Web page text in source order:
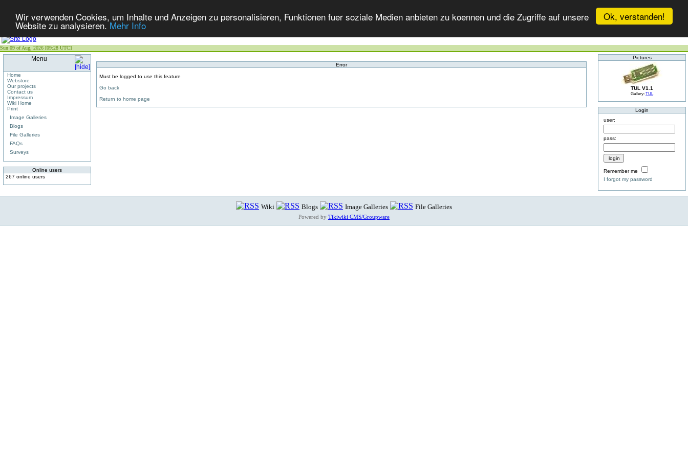
Ok, verstanden!
Wir verwenden Cookies, um Inhalte und Anzeigen zu personalisieren, Funktionen fuer soziale Medien anbieten zu koennen und die Zugriffe auf unsere
Website zu analysieren.Mehr Info
Sun 09 of Aug, 2026 [09:28 UTC]
Menu
Home
Webstore
Our projects
Contact us
Impressum
Wiki Home
Print
Image Galleries
Blogs
File Galleries
FAQs
Surveys
Online users
267 online users
Error
Must be logged to use this feature
Go back
Return to home page
Pictures
TUL V1.1
Gallery: TUL
Login
user:
pass:
Remember me
I forgot my password
Wiki Blogs Image Galleries File Galleries
Powered by Tikiwiki CMS/Groupware